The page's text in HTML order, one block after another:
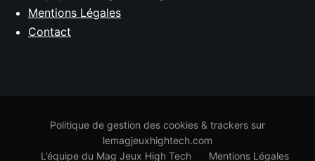
Mentions Légales
Contact
Politique de gestion des cookies & trackers sur
lemagjeuxhightech.com
L’équipe du Mag Jeux High Tech
Mentions Légales